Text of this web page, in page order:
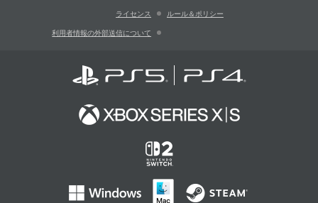
ライセンス ルール＆ポリシー
利用者情報の外部送信について